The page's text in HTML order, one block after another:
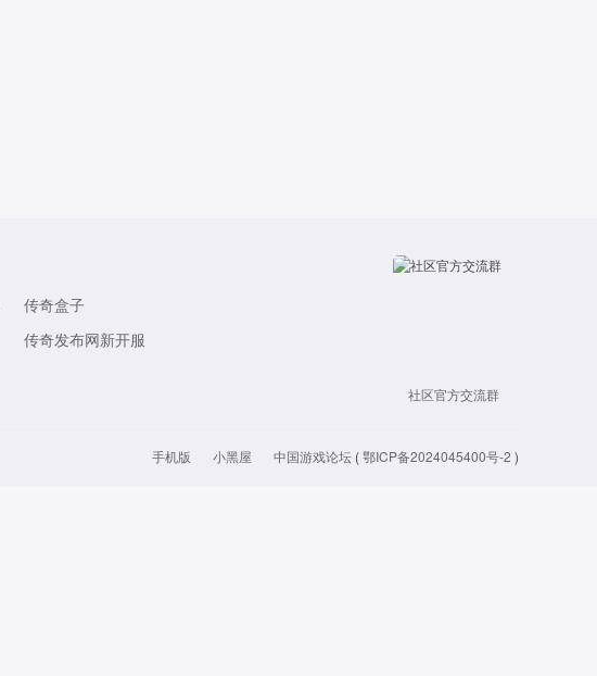
传奇盒子
传奇发布网新开服
社区官方交流群
手机版 小黑屋 中国游戏论坛 (鄂ICP备2024045400号-2 )